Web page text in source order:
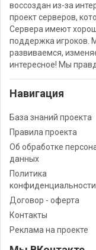
воссоздан из-за
проект серверов,
Сервера имеют
поддержка игроков.
развиваемся,
интересное! Мы
Навигация
База знаний проекта
Правила проекта
Об обработке
данных
Политика
конфиденциальности
Договор - оферта
Контакты
Реклама на проекте